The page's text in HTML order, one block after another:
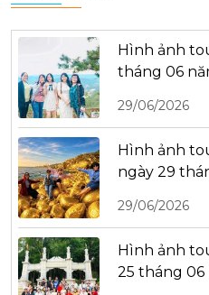
Hình ảnh
tháng 06
29/06/2026
Hình ảnh
ngày 29
29/06/2026
Hình ảnh
25 tháng 06